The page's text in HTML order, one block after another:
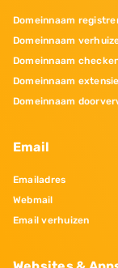
Domeinnaam
Domeinnaam
Domeinnaam
Domeinnaam
Domeinnaam
Email
Emailadres
Webmail
Email verhuizen